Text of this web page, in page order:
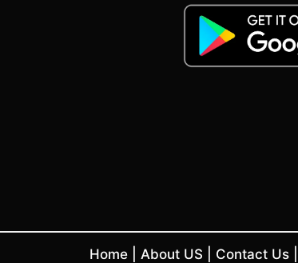
Home About US Contact Us